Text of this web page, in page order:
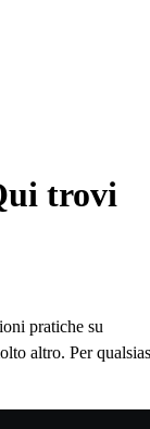
trovi
pratiche su
altro. Per